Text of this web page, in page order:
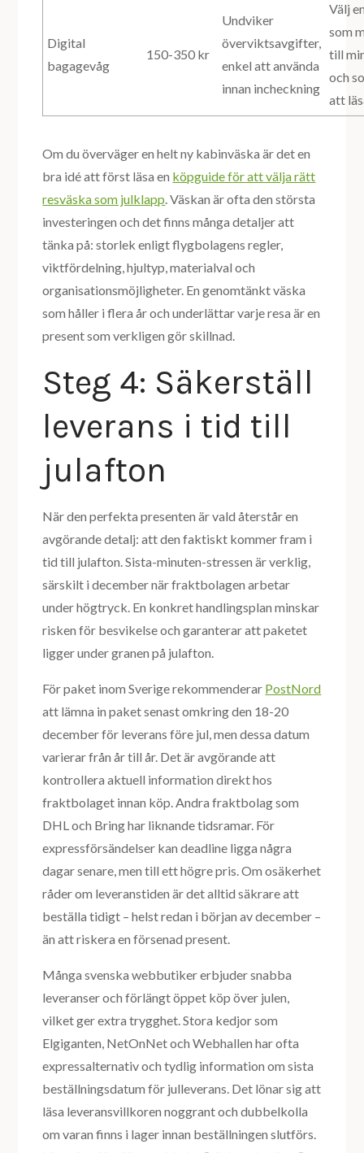
Digital
bagagevåg
150-350 kr
Undviker
överviktsavgifter,
enkel att använda
innan incheckning
Välj
som
till
och
att
Om du överväger en helt ny kabinväska är det en
bra idé att först läsa en köpguide för att välja rätt
resväska som julklapp. Väskan är ofta den största
investeringen och det finns många detaljer att
tänka på: storlek enligt flygbolagens regler,
viktfördelning, hjultyp, materialval och
organisationsmöjligheter. En genomtänkt väska
som håller i flera år och underlättar varje resa är en
present som verkligen gör skillnad.
Steg 4: Säkerställ
leverans i tid till
julafton
När den perfekta presenten är vald återstår en
avgörande detalj: att den faktiskt kommer fram i
tid till julafton. Sista-minuten-stressen är verklig,
särskilt i december när fraktbolagen arbetar
under högtryck. En konkret handlingsplan minskar
risken för besvikelse och garanterar att paketet
ligger under granen på julafton.
För paket inom Sverige rekommenderar PostNord
att lämna in paket senast omkring den 18-20
december för leverans före jul, men dessa datum
varierar från år till år. Det är avgörande att
kontrollera aktuell information direkt hos
fraktbolaget innan köp. Andra fraktbolag som
DHL och Bring har liknande tidsramar. För
expressförsändelser kan deadline ligga några
dagar senare, men till ett högre pris. Om osäkerhet
råder om leveranstiden är det alltid säkrare att
beställa tidigt – helst redan i början av december –
än att riskera en försenad present.
Många svenska webbutiker erbjuder snabba
leveranser och förlängt öppet köp över julen,
vilket ger extra trygghet. Stora kedjor som
Elgiganten, NetOnNet och Webhallen har ofta
expressalternativ och tydlig information om sista
beställningsdatum för julleverans. Det lönar sig att
läsa leveransvillkoren noggrant och dubbelkolla
om varan finns i lager innan beställningen slutförs.